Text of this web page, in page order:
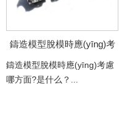
鑄造模型脫模時應(yīng)考
慮哪方面?是什么？
鑄造模型脫模時應(yīng)考慮
哪方面?是什么？...